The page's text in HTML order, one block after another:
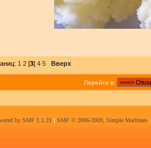
1 2 [3] 4 5 Вверх
Перейти в:
by SMF 1.1.21 | SMF © 2006-2009, Simple Machines